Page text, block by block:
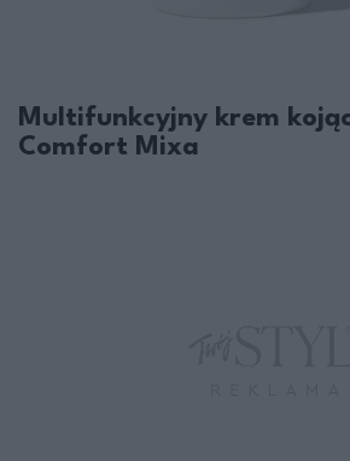
Multifunkcyjny krem
Comfort Mixa